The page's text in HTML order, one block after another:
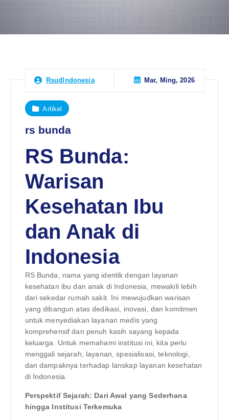
RsudIndonesia Mar, Ming, 2026
Artikel
rs bunda
RS Bunda:
Warisan
Kesehatan Ibu
dan Anak di
Indonesia
RS Bunda, nama yang identik dengan layanan
kesehatan ibu dan anak di Indonesia, mewakili lebih
dari sekedar rumah sakit. Ini mewujudkan warisan
yang dibangun atas dedikasi, inovasi, dan komitmen
untuk menyediakan layanan medis yang
komprehensif dan penuh kasih sayang kepada
keluarga. Untuk memahami institusi ini, kita perlu
menggali sejarah, layanan, spesialisasi, teknologi,
dan dampaknya terhadap lanskap layanan kesehatan
di Indonesia.
Perspektif Sejarah: Dari Awal yang Sederhana
hingga Institusi Terkemuka